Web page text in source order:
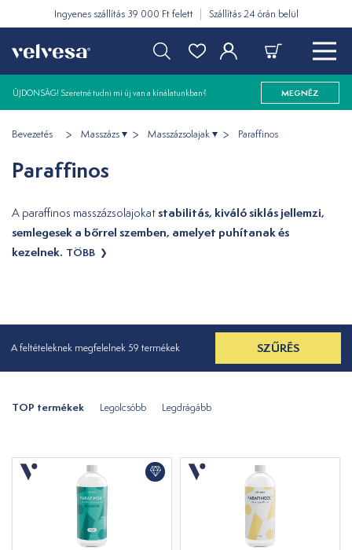
Ingyenes szállítás 39 000 Ft felett Szállítás 24 órán belül
ÚJDONSÁG! Szeretné tudni mi új van a kínálatunkban? MEGNÉZ
Bevezetés Masszázs Masszázsolajak Paraffinos
Paraffinos
A paraffinos masszázsolajokatstabilitás, kiváló siklás jellemzi,
semlegesek a bőrrel szemben, amelyet puhítanak és
kezelnek. TÖBB
A feltételeknek megfelelnek 59 termékek SZŰRÉS
TOP termékek Legolcsóbb Legdrágább